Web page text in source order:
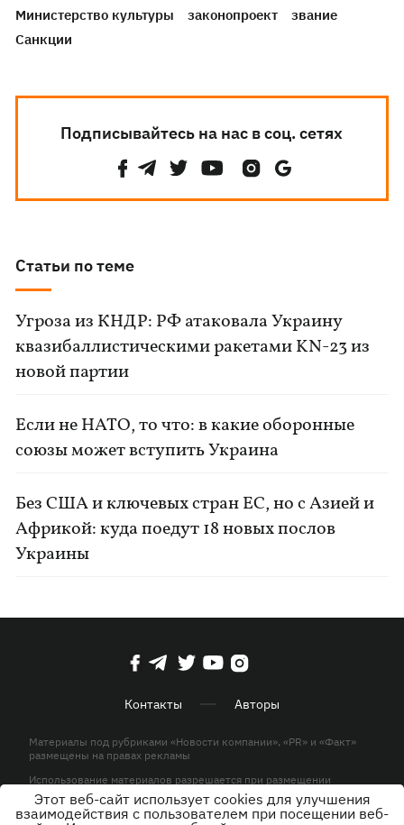
Министерство культуры
законопроект
звание
Санкции
Подписывайтесь на нас в соц. сетях
Статьи по теме
Угроза из КНДР: РФ атаковала Украину
квазибаллистическими ракетами KN-23 из
новой партии
Если не НАТО, то что: в какие оборонные
союзы может вступить Украина
Без США и ключевых стран ЕС, но с Азией и
Африкой: куда поедут 18 новых послов
Украины
Контакты Авторы
Материалы под рубриками «Новости компании», «PR» и «Факт»
размещены на правах рекламы
Использование материалов разрешается при размещении
активной гиперссылки на KP.UA в первом абзаце.
© ООО «ЮЛАВ МЕДИА»,2026. Все права защищены.
Этот веб-сайт использует cookies для улучшения
взаимодействия с пользователем при посещении веб-